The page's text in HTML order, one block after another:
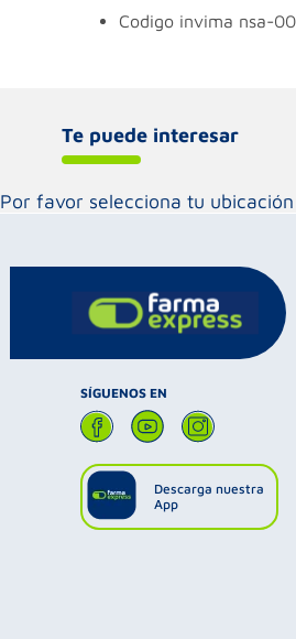
codigo invima nsa-
Te puede interesar
Por favor selecciona tu
SÍGUENOS EN
Descarga nuestra
App